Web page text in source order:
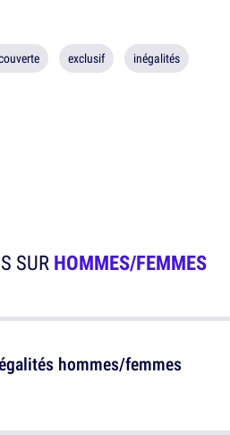
exclusif inégalités
SURHOMMES/FEMMES
hommes/femmes